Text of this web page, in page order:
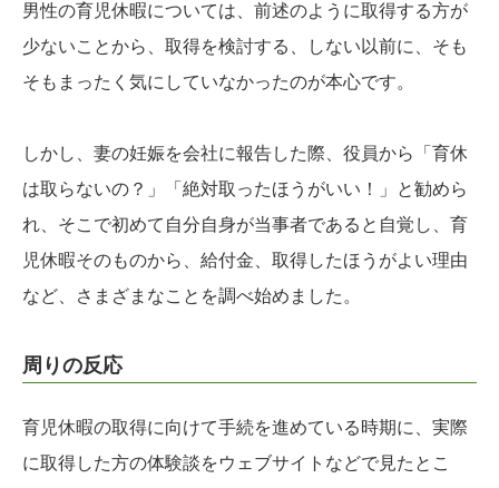
男性の育児休暇については、前述のように取得する方が
少ないことから、取得を検討する、しない以前に、そも
そもまったく気にしていなかったのが本心です。
しかし、妻の妊娠を会社に報告した際、役員から「育休
は取らないの？」「絶対取ったほうがいい！」と勧めら
れ、そこで初めて自分自身が当事者であると自覚し、育
児休暇そのものから、給付金、取得したほうがよい理由
など、さまざまなことを調べ始めました。
周りの反応
育児休暇の取得に向けて手続を進めている時期に、実際
に取得した方の体験談をウェブサイトなどで見たとこ